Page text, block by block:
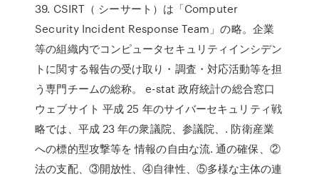
39. CSIRT（ シーサート）は「Computer
Security Incident Response Team」の略。企業
等の組織内でコンピュータセキュリティインシデン
トに関する報告の受け取り・調査・対応活動等を担
う専門チームの総称。 e-stat 政府統計の総合窓口
ウェブサイト 平成 25 年のサイバーセキュリティ戦
略では、平成 23 年の衆議院、参議院、. 防衛産業
への標的型攻撃等を 情報の自由な流. 通の確保、②
法の支配、③開放性、④自律性、⑤多様な主体の連